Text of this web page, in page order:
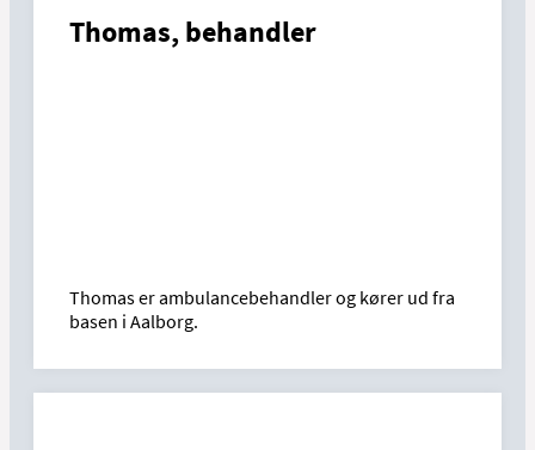
Thomas, behandler
Thomas er ambulancebehandler og kører ud fra
basen i Aalborg.